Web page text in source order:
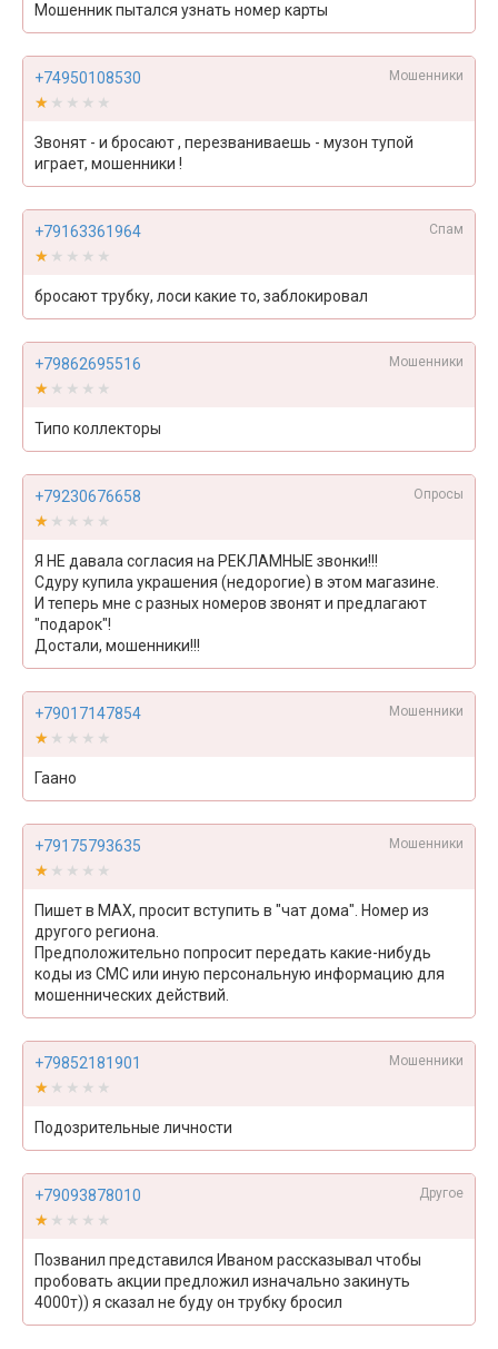
Мошенник пытался узнать номер карты
+74950108530 Мошенники
★★★★★
★★★★★
Звонят - и бросают , перезваниваешь - музон тупой
играет, мошенники !
+79163361964 Спам
★★★★★
★★★★★
бросают трубку, лоси какие то, заблокировал
+79862695516 Мошенники
★★★★★
★★★★★
Типо коллекторы
+79230676658 Опросы
★★★★★
★★★★★
Я НЕ давала согласия на РЕКЛАМНЫЕ звонки!!!
Сдуру купила украшения (недорогие) в этом магазине.
И теперь мне с разных номеров звонят и предлагают
"подарок"!
Достали, мошенники!!!
+79017147854 Мошенники
★★★★★
★★★★★
Гаано
+79175793635 Мошенники
★★★★★
★★★★★
Пишет в MAX, просит вступить в "чат дома". Номер из
другого региона.
Предположительно попросит передать какие-нибудь
коды из СМС или иную персональную информацию для
мошеннических действий.
+79852181901 Мошенники
★★★★★
★★★★★
Подозрительные личности
+79093878010 Другое
★★★★★
★★★★★
Позванил представился Иваном рассказывал чтобы
пробовать акции предложил изначально закинуть
4000т)) я сказал не буду он трубку бросил